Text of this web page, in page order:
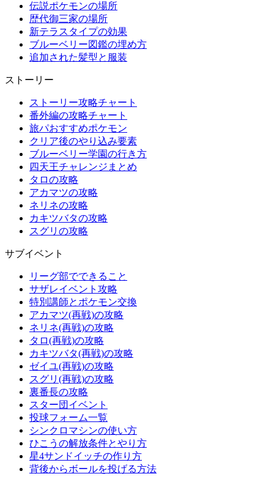
伝説ポケモンの場所
歴代御三家の場所
新テラスタイプの効果
ブルーベリー図鑑の埋め方
追加された髪型と服装
ストーリー
ストーリー攻略チャート
番外編の攻略チャート
旅パおすすめポケモン
クリア後のやり込み要素
ブルーベリー学園の行き方
四天王チャレンジまとめ
タロの攻略
アカマツの攻略
ネリネの攻略
カキツバタの攻略
スグリの攻略
サブイベント
リーグ部でできること
サザレイベント攻略
特別講師とポケモン交換
アカマツ(再戦)の攻略
ネリネ(再戦)の攻略
タロ(再戦)の攻略
カキツバタ(再戦)の攻略
ゼイユ(再戦)の攻略
スグリ(再戦)の攻略
裏番長の攻略
スター団イベント
投球フォーム一覧
シンクロマシンの使い方
ひこうの解放条件とやり方
星4サンドイッチの作り方
背後からボールを投げる方法